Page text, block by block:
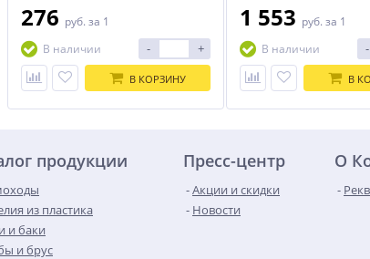
276 руб. за 1
В наличии
- +
В КОРЗИНУ
отопительный прибор не
используется.
1 553 руб. за 1
В наличии
-
В
продукции
из пластика
и баки
и брус
Пресс-центр
Акции и скидки
Новости
О